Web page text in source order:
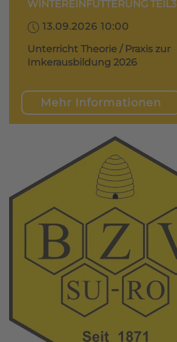
WINTEREINFÜTTERUNG TEIL3
13.09.2026 10:00
Unterricht Theorie / Praxis zur
Imkerausbildung 2026
Mehr Informationen